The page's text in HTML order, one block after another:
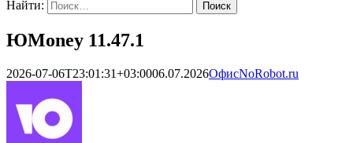
Найти:
ЮMoney 11.47.1
2026-07-06T23:01:31+03:0006.07.2026ОфисNoRobot.ru